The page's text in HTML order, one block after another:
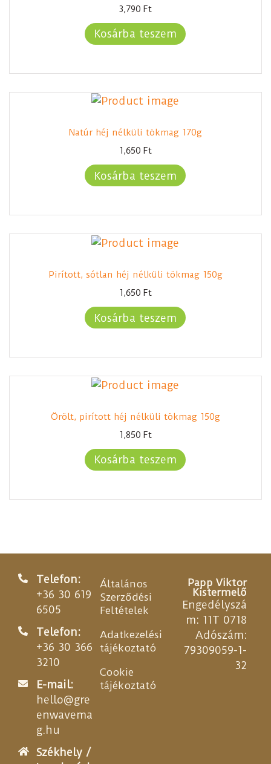
3,790 Ft
Kosárba teszem
Natúr héj nélküli tökmag 170g
1,650 Ft
Kosárba teszem
Pirított, sótlan héj nélküli tökmag 150g
1,650 Ft
Kosárba teszem
Örölt, pirított héj nélküli tökmag 150g
1,850 Ft
Kosárba teszem
Telefon:
+36 30 619
6505
Telefon:
+36 30 366
3210
E-mail:
hello@gre
enwavema
g.hu
Székhely /
Általános
Szerződési
Feltételek
Adatkezelési
tájékoztató
Cookie
tájékoztató
Papp Viktor
Kistermelő
Engedélyszá
m: 11T 0718
Adószám:
79309059-1-
32